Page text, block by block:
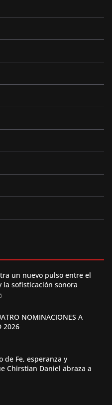
un nuevo pulso entre el
sofisticación sonora
NOMINACIONES A
2026
de Fe, esperanza y
Chirstian Daniel abraza a